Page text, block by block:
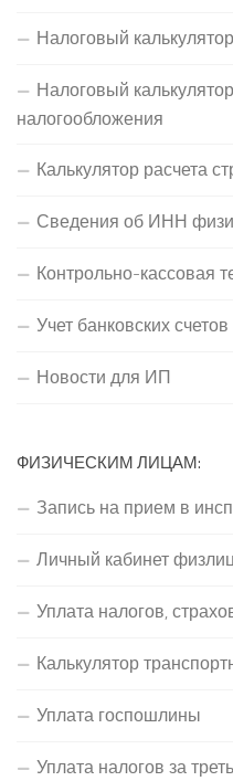
Налоговый
Налоговый
налогообложения
Калькулятор расчета
Сведения об ИНН
Контрольно-кассовая
Учет банковских счетов
Новости для ИП
ФИЗИЧЕСКИМ ЛИЦАМ:
Запись на прием в
Личный кабинет
Уплата налогов,
Калькулятор
Уплата госпошлины
Уплата налогов за